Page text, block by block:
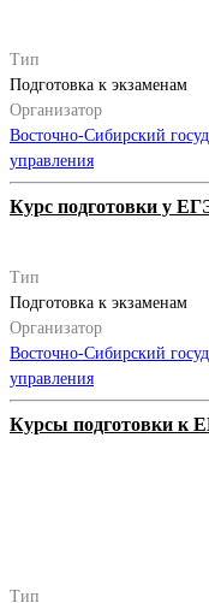
Тип
Подготовка к экзаменам
Организатор
Восточно-Сибирский
управления
Курс подготовки у
Тип
Подготовка к экзаменам
Организатор
Восточно-Сибирский
управления
Курсы подготовки к
Тип